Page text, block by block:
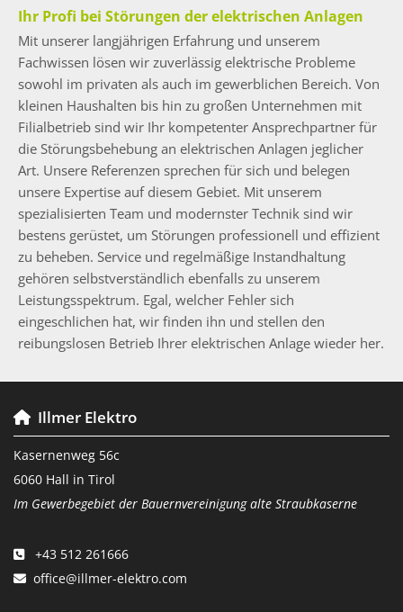
Ihr Profi bei Störungen der elektrischen Anlagen
Mit unserer langjährigen Erfahrung und unserem
Fachwissen lösen wir zuverlässig elektrische Probleme
sowohl im privaten als auch im gewerblichen Bereich. Von
kleinen Haushalten bis hin zu großen Unternehmen mit
Filialbetrieb sind wir Ihr kompetenter Ansprechpartner für
die Störungsbehebung an elektrischen Anlagen jeglicher
Art. Unsere Referenzen sprechen für sich und belegen
unsere Expertise auf diesem Gebiet. Mit unserem
spezialisierten Team und modernster Technik sind wir
bestens gerüstet, um Störungen professionell und effizient
zu beheben. Service und regelmäßige Instandhaltung
gehören selbstverständlich ebenfalls zu unserem
Leistungsspektrum. Egal, welcher Fehler sich
eingeschlichen hat, wir finden ihn und stellen den
reibungslosen Betrieb Ihrer elektrischen Anlage wieder her.
 Illmer Elektro
Kasernenweg 56c
6060 Hall in Tirol
Im Gewerbegebiet der Bauernvereinigung alte Straubkaserne
 +43 512 261666
 office@illmer-elektro.com